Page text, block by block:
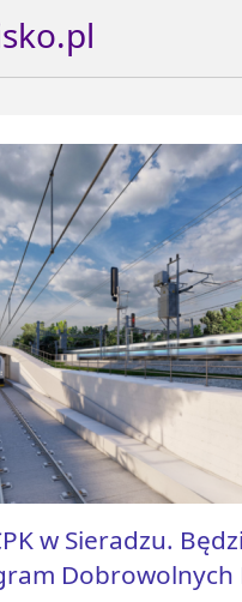
w Sieradzu.
Dobrowolnych